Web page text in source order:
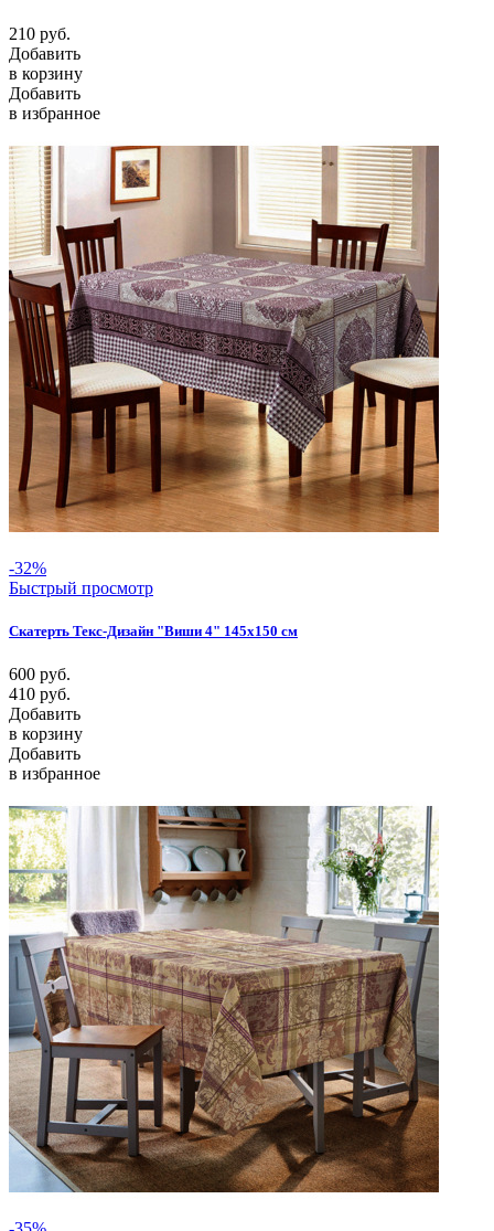
210 руб.
Добавить
в корзину
Добавить
в избранное
-32%
Быстрый просмотр
Скатерть Текс-Дизайн "Виши 4" 145х150 см
600 руб.
410 руб.
Добавить
в корзину
Добавить
в избранное